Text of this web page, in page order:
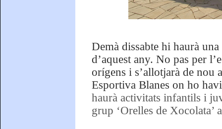
Demà dissabte hi haurà
d’aquest any. No pas per
orígens i s’allotjarà de nou
Esportiva Blanes on ho
haurà activitats infantils i
grup ‘Orelles de Xocolata’